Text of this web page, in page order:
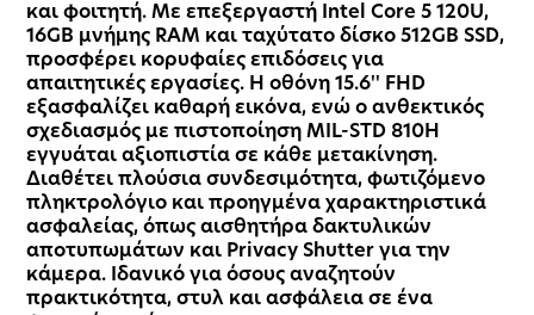
και φοιτητή. Με επεξεργαστή Intel Core 5 120U,
16GB μνήμης RAM και ταχύτατο δίσκο 512GB SSD,
προσφέρει κορυφαίες επιδόσεις για
απαιτητικές εργασίες. Η οθόνη 15.6'' FHD
εξασφαλίζει καθαρή εικόνα, ενώ ο ανθεκτικός
σχεδιασμός με πιστοποίηση MIL-STD 810H
εγγυάται αξιοπιστία σε κάθε μετακίνηση.
Διαθέτει πλούσια συνδεσιμότητα, φωτιζόμενο
πληκτρολόγιο και προηγμένα χαρακτηριστικά
ασφαλείας, όπως αισθητήρα δακτυλικών
αποτυπωμάτων και Privacy Shutter για την
κάμερα. Ιδανικό για όσους αναζητούν
πρακτικότητα, στυλ και ασφάλεια σε ένα